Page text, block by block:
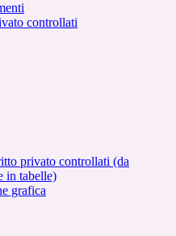
controllati
privato controllati (da
in tabelle)
grafica